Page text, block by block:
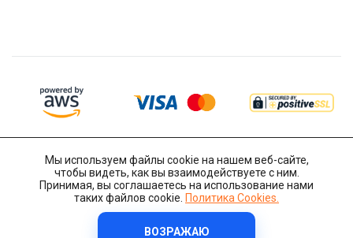
Мы используем файлы cookie на нашем веб-сайте,
чтобы видеть, как вы взаимодействуете с ним.
Принимая, вы соглашаетесь на использование нами
таких файлов cookie. Политика Cookies.
ВОЗРАЖАЮ